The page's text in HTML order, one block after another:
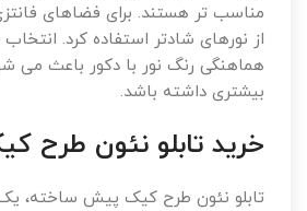
مناسب تر هستند. برای فضاهای
از نورهای شادتر استفاده کرد.
هماهنگی رنگ نور با دکور باعث می شود
بیشتری داشته باشد.
خرید تابلو نئون طرح
تابلو نئون طرح کیک پیش ساخته،